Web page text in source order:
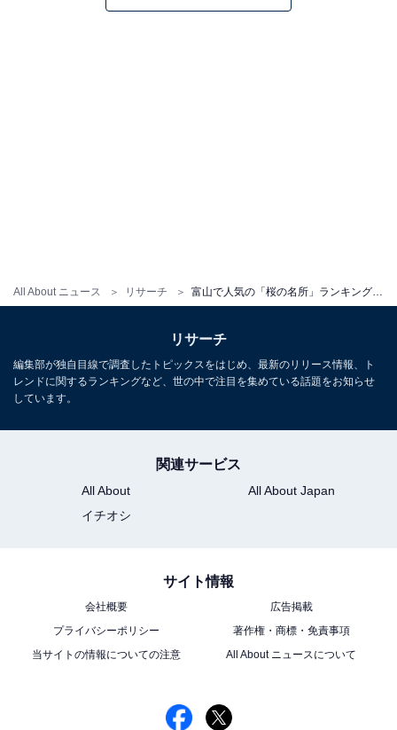
All About ニュース リサーチ 富山で人気の「桜の名所」ランキング！ 「松川べり」を抑えた1位は？
リサーチ
編集部が独自目線で調査したトピックスをはじめ、最新のリリース情報、ト
レンドに関するランキングなど、世の中で注目を集めている話題をお知らせ
しています。
関連サービス
All About
All About Japan
イチオシ
サイト情報
会社概要
広告掲載
プライバシーポリシー
著作権・商標・免責事項
当サイトの情報についての注意
All About ニュースについて